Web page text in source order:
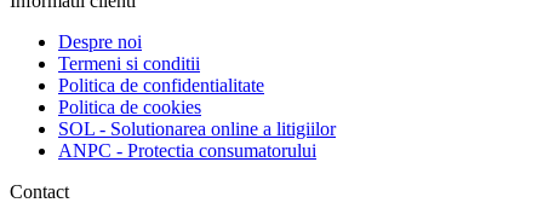
Despre noi
Termeni si conditii
Politica de confidentialitate
Politica de cookies
SOL - Solutionarea online a litigiilor
ANPC - Protectia consumatorului
Contact